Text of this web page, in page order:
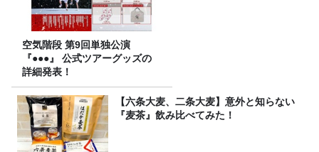
空気階段 第9回単独公演
『●●●』 公式ツアーグッズの
詳細発表！
【六条大麦、二条大麦】意外と知らない
『麦茶』飲み比べてみた！